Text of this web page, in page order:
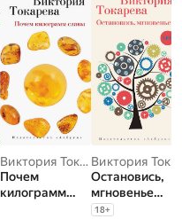
Виктория Токарева
Почем
килограмм
Остановись,
мгновенье…
18+